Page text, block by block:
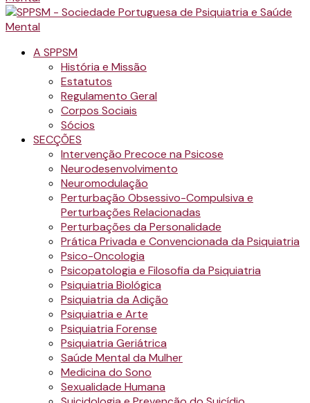
A SPPSM
História e Missão
Estatutos
Regulamento Geral
Corpos Sociais
Sócios
SECÇÕES
Intervenção Precoce na Psicose
Neurodesenvolvimento
Neuromodulação
Perturbação Obsessivo-Compulsiva e
Perturbações Relacionadas
Perturbações da Personalidade
Prática Privada e Convencionada da Psiquiatria
Psico-Oncologia
Psicopatologia e Filosofia da Psiquiatria
Psiquiatria Biológica
Psiquiatria da Adição
Psiquiatria e Arte
Psiquiatria Forense
Psiquiatria Geriátrica
Saúde Mental da Mulher
Medicina do Sono
Sexualidade Humana